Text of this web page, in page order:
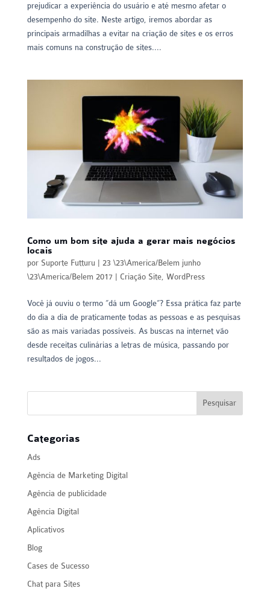
prejudicar a experiência do usuário e até mesmo afetar o
desempenho do site. Neste artigo, iremos abordar as
principais armadilhas a evitar na criação de sites e os erros
mais comuns na construção de sites....
Como um bom site ajuda a gerar mais negócios
locais
por Suporte Futturu | 23 \23\America/Belem junho
\23\America/Belem 2017 | Criação Site, WordPress
Você já ouviu o termo “dá um Google“? Essa prática faz parte
do dia a dia de praticamente todas as pessoas e as pesquisas
são as mais variadas possíveis. As buscas na internet vão
desde receitas culinárias a letras de música, passando por
resultados de jogos...
Categorias
Ads
Agência de Marketing Digital
Agência de publicidade
Agência Digital
Aplicativos
Blog
Cases de Sucesso
Chat para Sites